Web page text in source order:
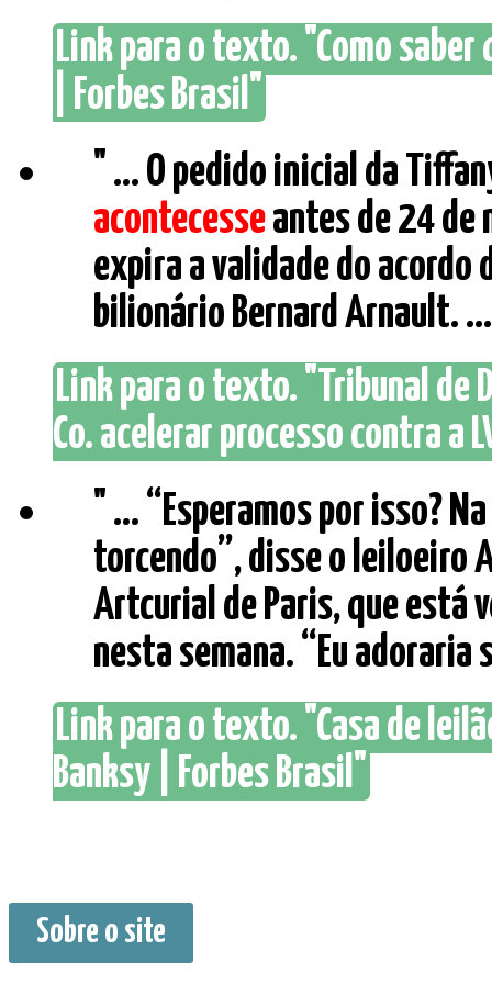
Link para o texto. "Como
| Forbes Brasil"
" ... O pedido inicial da
acontecesseantes de 24 de
expira a validade do acordo
bilionário Bernard Arnault.
Link para o texto. "Tribunal de
Co. acelerar processo contra a
" ... “Esperamos por isso?
torcendo”, disse o leiloeiro
Artcurial de Paris, que está
nesta semana. “Eu adoraria
Link para o texto. "Casa de
Banksy | Forbes Brasil"
Sobre o site